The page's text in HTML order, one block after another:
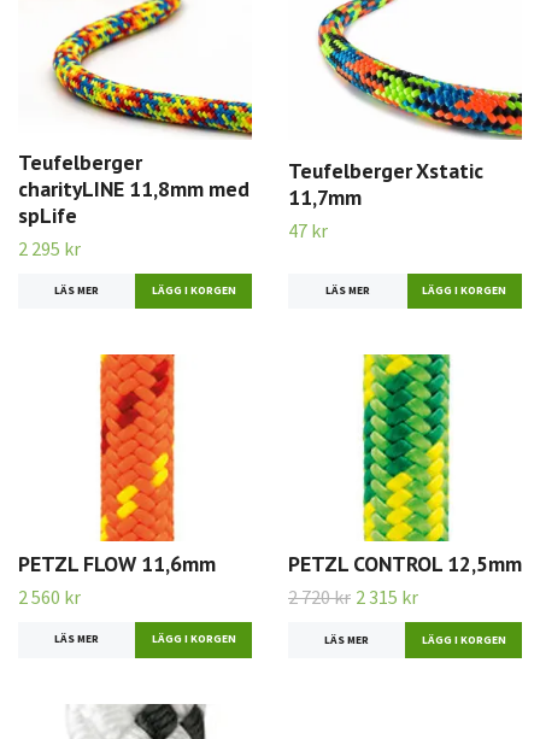
Teufelberger
charityLINE 11,8mm med
spLife
2 295 kr
LÄS MER LÄGG I KORGEN
Teufelberger Xstatic
11,7mm
47 kr
LÄS MER
PETZL FLOW 11,6mm
2 560 kr
LÄS MER LÄGG I KORGEN
PETZL CONTROL 12,5mm
2 720 kr 2 315 kr
LÄS MER LÄGG I KORGEN